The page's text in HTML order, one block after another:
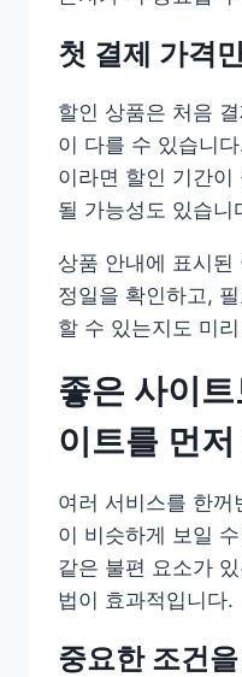
첫 결제 가격
할인 상품은 처음
이 다를 수 있습니
이라면 할인 기간
될 가능성도 있습니
상품 안내에 표시된
정일을 확인하고,
할 수 있는지도 미
좋은 사이
이트를 먼
여러 서비스를 한꺼
이 비슷하게 보일
같은 불편 요소가
법이 효과적입니다.
중요한 조건